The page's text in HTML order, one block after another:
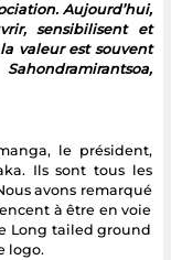
Aujourd’hui,
sensibilisent et
valeur est souvent
le président,
Ils sont tous les
avons remarqué
à être en voie
Long tailed ground
logo.